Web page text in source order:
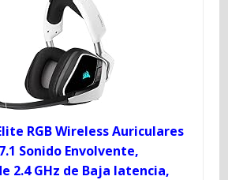
RGB Wireless Auriculares
Sonido Envolvente,
2.4 GHz de Baja latencia,